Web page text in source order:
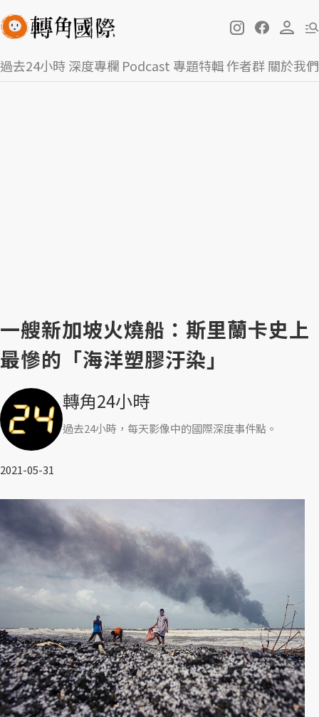
過去24小時深度專欄 Podcast 專題特輯作者群關於我們
一艘新加坡火燒船：斯里蘭卡史上
最慘的「海洋塑膠汙染」
轉角24小時
過去24小時，每天影像中的國際深度事件點。
2021-05-31